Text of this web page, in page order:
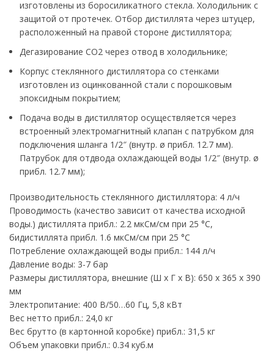
изготовлены из боросиликатного стекла. Холодильник с
защитой от протечек. Отбор дистиллята через штуцер,
расположенный на правой стороне дистиллятора;
Дегазирование CO2 через отвод в холодильнике;
Корпус стеклянного дистиллятора со стенками
изготовлен из оцинкованной стали с порошковым
эпоксидным покрытием;
Подача воды в дистиллятор осуществляется через
встроенный электромагнитный клапан с патрубком для
подключения шланга 1/2″ (внутр. ø прибл. 12.7 мм).
Патрубок для отдвода охлаждающей воды 1/2″ (внутр. ø
прибл. 12.7 мм);
Производительность стеклянного дистиллятора: 4 л/ч
Проводимость (качество зависит от качества исходной
воды.) дистиллята прибл.: 2.2 мкСм/см при 25 °C,
бидистиллята прибл. 1.6 мкСм/см при 25 °C
Потребление охлаждающей воды прибл.: 144 л/ч
Давление воды: 3-7 бар
Размеры дистиллятора, внешние (Ш х Г х В): 650 x 365 x 390
мм
Электропитание: 400 В/50…60 Гц, 5,8 кВт
Вес нетто прибл.: 24,0 кг
Вес брутто (в картонной коробке) прибл.: 31,5 кг
Объем упаковки прибл.: 0.34 куб.м